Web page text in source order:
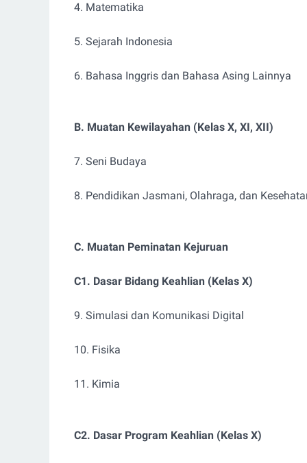
4. Matematika
5. Sejarah Indonesia
6. Bahasa Inggris dan Bahasa Asing Lainnya
B. Muatan Kewilayahan (Kelas X, XI, XII)
7. Seni Budaya
8. Pendidikan Jasmani, Olahraga, dan
C. Muatan Peminatan Kejuruan
C1. Dasar Bidang Keahlian (Kelas X)
9. Simulasi dan Komunikasi Digital
10. Fisika
11. Kimia
C2. Dasar Program Keahlian (Kelas X)